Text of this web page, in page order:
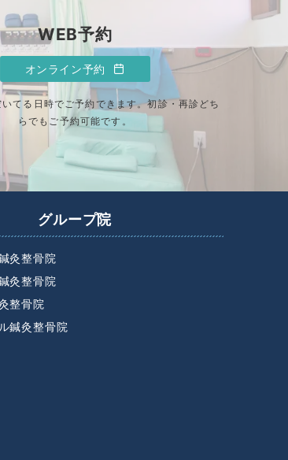
WEB予約
オンライン予約
てる日時でご予約できます。初診・再診どち
らでもご予約可能です。
グループ院
灸整骨院
灸整骨院
整骨院
鍼灸整骨院